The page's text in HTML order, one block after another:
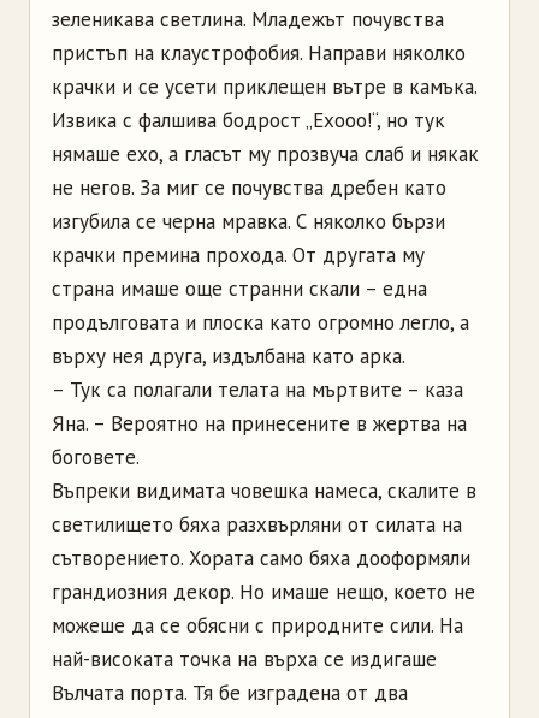
зеленикава светлина. Младежът почувства
пристъп на клаустрофобия. Направи няколко
крачки и се усети приклещен вътре в камъка.
Извика с фалшива бодрост „Ехооо!“, но тук
нямаше ехо, а гласът му прозвуча слаб и някак
не негов. За миг се почувства дребен като
изгубила се черна мравка. С няколко бързи
крачки премина прохода. От другата му
страна имаше още странни скали – една
продълговата и плоска като огромно легло, а
върху нея друга, издълбана като арка.
– Тук са полагали телата на мъртвите – каза
Яна. – Вероятно на принесените в жертва на
боговете.
Въпреки видимата човешка намеса, скалите в
светилището бяха разхвърляни от силата на
сътворението. Хората само бяха дооформяли
грандиозния декор. Но имаше нещо, което не
можеше да се обясни с природните сили. На
най-високата точка на върха се издигаше
Вълчата порта. Тя бе изградена от два